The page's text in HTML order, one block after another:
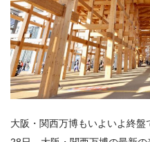
大阪・関西万博もいよいよ終